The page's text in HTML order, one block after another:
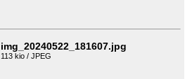
img_20240522_181607.jpg
113 kio / JPEG